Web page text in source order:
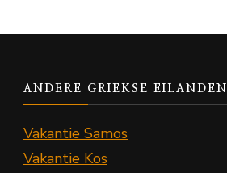
ANDERE GRIEKSE EILANDEN
Vakantie Samos
Vakantie Kos